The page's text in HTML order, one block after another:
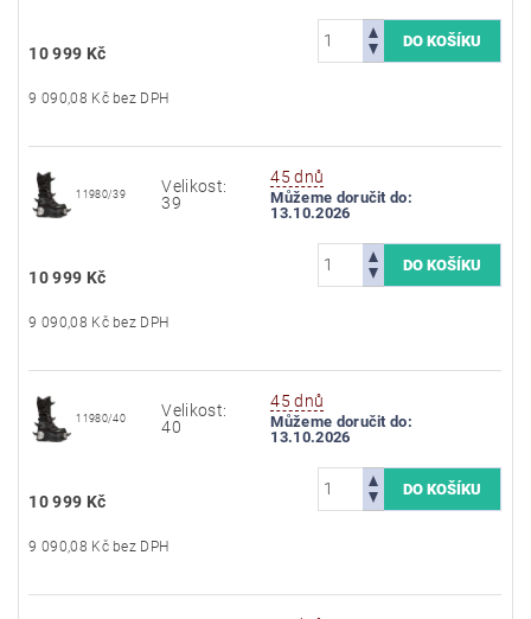
10 999 Kč
9 090,08 Kč bez DPH
11980/39
Velikost:
39
45 dnů
Můžeme doručit do:
13.10.2026
10 999 Kč
9 090,08 Kč bez DPH
11980/40
Velikost:
40
45 dnů
Můžeme doručit do:
13.10.2026
10 999 Kč
9 090,08 Kč bez DPH